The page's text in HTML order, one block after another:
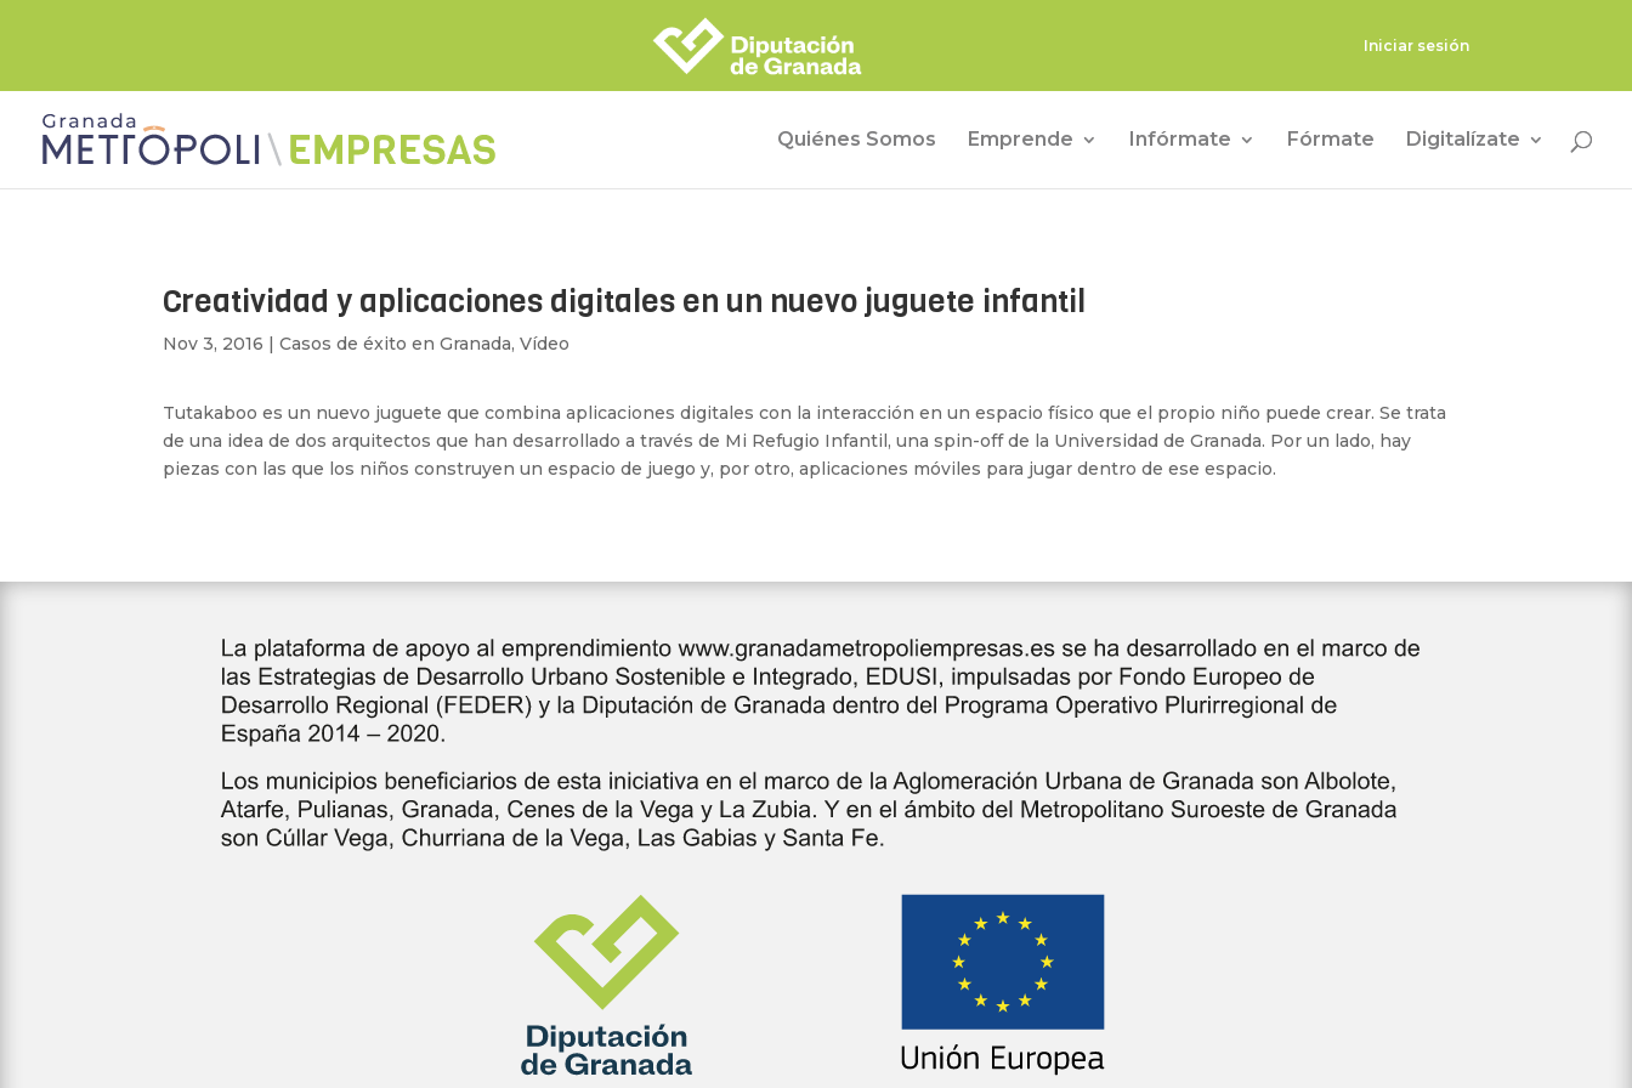
Iniciar sesión
Quiénes Somos Emprende Infórmate Fórmate Digitalízate
Creatividad y aplicaciones digitales en un nuevo juguete infantil
Nov 3, 2016 |Casos de éxito en Granada,Vídeo
Tutakaboo es un nuevo juguete que combina aplicaciones digitales con la interacción en un espacio físico que el propio niño puede crear. Se trata
de una idea de dos arquitectos que han desarrollado a través de Mi Refugio Infantil, una spin-off de la Universidad de Granada. Por un lado, hay
piezas con las que los niños construyen un espacio de juego y, por otro, aplicaciones móviles para jugar dentro de ese espacio.